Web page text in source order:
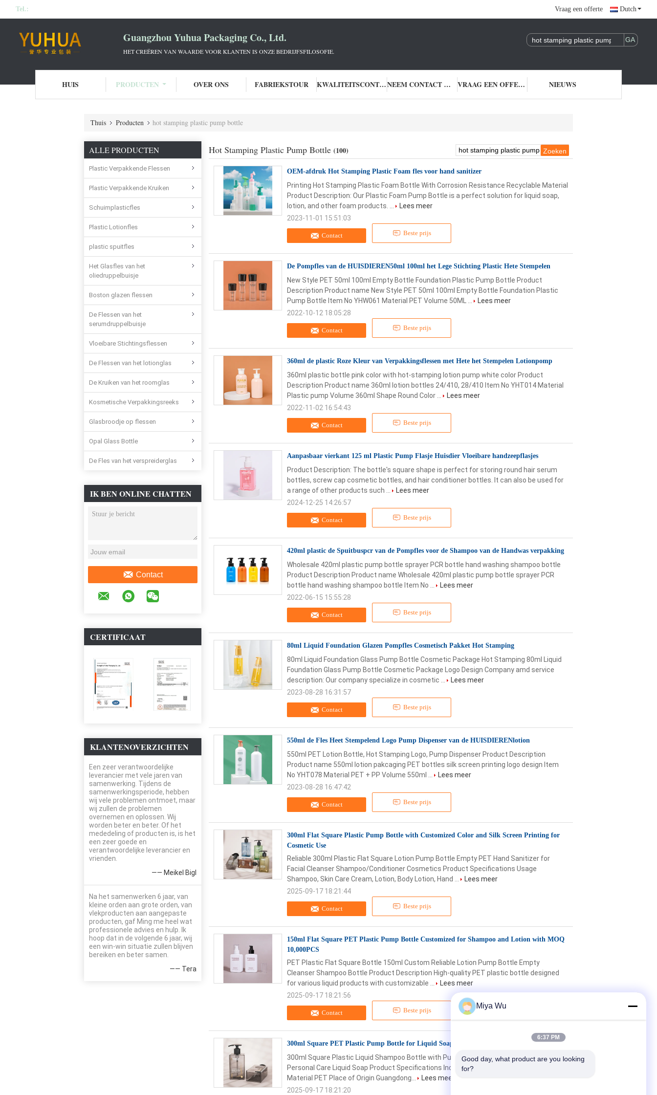
Tel.: Vraag een offerte Dutch
Guangzhou Yuhua Packaging Co., Ltd.
HET CREËREN VAN WAARDE VOOR KLANTEN IS ONZE BEDRIJFSFILOSOFIE.
HUIS PRODUCTEN OVER ONS FABRIEKSTOUR KWALITEITSCONTROLE NEEM CONTACT MET ONS OP VRAAG EEN OFFERTE NIEUWS
Thuis Producten hot stamping plastic pump bottle
ALLE PRODUCTEN
Plastic Verpakkende Flessen
Plastic Verpakkende Kruiken
Schuimplasticfles
Plastic Lotionfles
plastic spuitfles
Het Glasfles van het
oliedruppelbuisje
Boston glazen flessen
De Flessen van het
serumdruppelbuisje
Vloeibare Stichtingsflessen
De Flessen van het lotionglas
De Kruiken van het roomglas
Kosmetische Verpakkingsreeks
Glasbroodje op flessen
Opal Glass Bottle
De Fles van het verspreiderglas
IK BEN ONLINE CHATTEN
NU
Contact
CERTIFICAAT
KLANTENOVERZICHTEN
Een zeer verantwoordelijke
leverancier met vele jaren van
samenwerking. Tijdens de
samenwerkingsperiode, hebben
wij vele problemen ontmoet, maar
wij zullen de problemen
overnemen en oplossen. Wij
worden beter en beter. Of het
mededeling of producten is, is het
een zeer goede en
verantwoordelijke leverancier en
vrienden.
—— Meikel Bigl
Na het samenwerken 6 jaar, van
kleine orden aan grote orden, van
vlekproducten aan aangepaste
producten, gaf Ming me heel wat
professionele advies en hulp. Ik
hoop dat in de volgende 6 jaar, wij
een win-win situatie zullen blijven
bereiken en beter samen.
—— Tera
Hot Stamping Plastic Pump Bottle (100)
OEM-afdruk Hot Stamping Plastic Foam fles voor hand sanitizer
Contact Beste prijs
Printing Hot Stamping Plastic Foam Bottle With Corrosion Resistance Recyclable Material
Product Description: Our Plastic Foam Pump Bottle is a perfect solution for liquid soap,
lotion, and other foam products. ...
Lees meer
2023-11-01 15:51:03
De Pompfles van de HUISDIEREN50ml 100ml het Lege Stichting Plastic Hete Stempelen
Contact Beste prijs
New Style PET 50ml 100ml Empty Bottle Foundation Plastic Pump Bottle Product
Description Product name New Style PET 50ml 100ml Empty Bottle Foundation Plastic
Pump Bottle Item No YHW061 Material PET Volume 50ML ...
Lees meer
2022-10-12 18:05:28
360ml de plastic Roze Kleur van Verpakkingsflessen met Hete het Stempelen Lotionpomp
Contact Beste prijs
360ml plastic bottle pink color with hot-stamping lotion pump white color Product
Description Product name 360ml lotion bottles 24/410, 28/410 Item No YHT014 Material
Plastic pump Volume 360ml Shape Round Color ...
Lees meer
2022-11-02 16:54:43
Aanpasbaar vierkant 125 ml Plastic Pump Flasje Huisdier Vloeibare handzeepflasjes
Contact Beste prijs
Product Description: The bottle's square shape is perfect for storing round hair serum
bottles, screw cap cosmetic bottles, and hair conditioner bottles. It can also be used for
a range of other products such ...
Lees meer
2024-12-25 14:26:57
420ml plastic de Spuitbuspcr van de Pompfles voor de Shampoo van de Handwas verpakking
Contact Beste prijs
Wholesale 420ml plastic pump bottle sprayer PCR bottle hand washing shampoo bottle
Product Description Product name Wholesale 420ml plastic pump bottle sprayer PCR
bottle hand washing shampoo bottle Item No ...
Lees meer
2022-06-15 15:55:28
80ml Liquid Foundation Glazen Pompfles Cosmetisch Pakket Hot Stamping
Contact Beste prijs
80ml Liquid Foundation Glass Pump Bottle Cosmetic Package Hot Stamping 80ml Liquid
Foundation Glass Pump Bottle Cosmetic Package Logo Design Company amd service
description: Our company specialize in cosmetic ...
Lees meer
2023-08-28 16:31:57
550ml de Fles Heet Stempelend Logo Pump Dispenser van de HUISDIERENlotion
Contact Beste prijs
550ml PET Lotion Bottle, Hot Stamping Logo, Pump Dispenser Product Description
Product name 550ml lotion pakcaging PET bottles silk screen printing logo design Item
No YHT078 Material PET + PP Volume 550ml ...
Lees meer
2023-08-28 16:47:42
300ml Flat Square Plastic Pump Bottle with Customized Color and Silk Screen Printing for
Cosmetic Use
Contact Beste prijs
Reliable 300ml Plastic Flat Square Lotion Pump Bottle Empty PET Hand Sanitizer for
Facial Cleanser Shampoo/Conditioner Cosmetics Product Specifications Usage
Shampoo, Skin Care Cream, Lotion, Body Lotion, Hand ...
Lees meer
2025-09-17 18:21:44
150ml Flat Square PET Plastic Pump Bottle Customized for Shampoo and Lotion with MOQ
10,000PCS
Contact Beste prijs
PET Plastic Flat Square Bottle 150ml Custom Reliable Lotion Pump Bottle Empty
Cleanser Shampoo Bottle Product Description High-quality PET plastic bottle designed
for various liquid products with customizable ...
Lees meer
2025-09-17 18:21:56
300ml Square PET Plastic Pump Bottle for Liquid Soap and Shampoo with Screw-on Cap
300ml Square Plastic Liquid Shampoo Bottle with Pump New Softener Dosage Bottle for
Personal Care Liquid Soap Product Specifications Industrial Use Skincare, Cosmetic Body
Material PET Place of Origin Guangdong...
Lees meer
2025-09-17 18:21:20
Miya Wu
6:37 PM
Good day, what product are you looking
for?